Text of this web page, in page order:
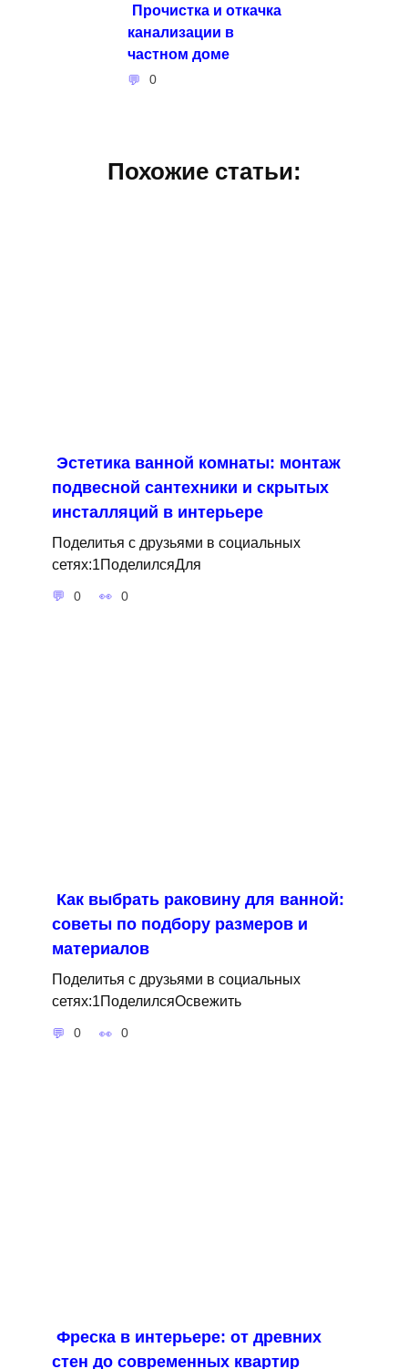
Прочистка и откачка
канализации в
частном доме
0
Похожие статьи:
Эстетика ванной комнаты: монтаж
подвесной сантехники и скрытых
инсталляций в интерьере
Поделитья с друзьями в социальных
сетях:1ПоделилсяДля
0 0
Как выбрать раковину для ванной:
советы по подбору размеров и
материалов
Поделитья с друзьями в социальных
сетях:1ПоделилсяОсвежить
0 0
Фреска в интерьере: от древних
стен до современных квартир